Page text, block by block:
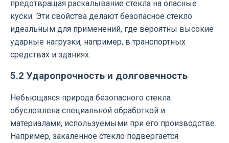
предотвращая раскалывание стекла на опасные
куски. Эти свойства делают безопасное стекло
идеальным для применений, где вероятны высокие
ударные нагрузки, например, в транспортных
средствах и зданиях.
5.2 Ударопрочность и долговечность
Небьющаяся природа безопасного стекла
обусловлена ​​специальной обработкой и
материалами, используемыми при его производстве.
Например, закаленное стекло подвергается